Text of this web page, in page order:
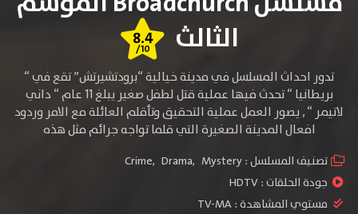
الثالث
8.4
/10
تدور احداث المسلسل في مدينة خيالية “برودتشيرتش” تقع في “
بريطانيا “ تحدث فيها عملية قتل لطفل صغير يبلغ 11 عام “ داني
لاتيمر “ , يصور العمل عملية التحقيق وتأقلم العائلة مع الامر وردود
افعال المدينة الصغيرة التي قلما تواجه جرائم مثل هذه
تصنيف المسلسل : Crime, Drama, Mystery
جودة الحلقات :HDTV
مستوي المشاهدة :TV-MA